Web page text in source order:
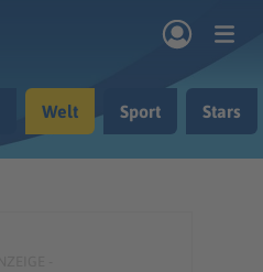
Nachrichten
Welt Sport Stars